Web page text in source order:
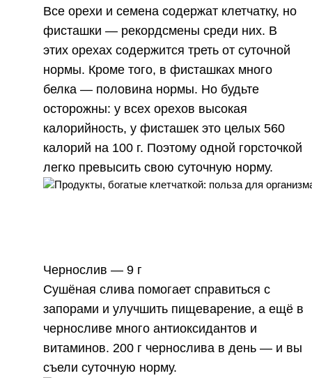
Все орехи и семена содержат клетчатку, но
фисташки — рекордсмены среди них. В
этих орехах содержится треть от суточной
нормы. Кроме того, в фисташках много
белка — половина нормы. Но будьте
осторожны: у всех орехов высокая
калорийность, у фисташек это целых 560
калорий на 100 г. Поэтому одной горсточкой
легко превысить свою суточную норму.
Чернослив — 9 г
Сушёная слива помогает справиться с
запорами и улучшить пищеварение, а ещё в
черносливе много антиоксидантов и
витаминов. 200 г чернослива в день — и вы
съели суточную норму.